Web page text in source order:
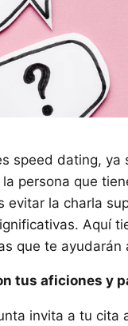
speed dating,
persona que
evitar la charla
Aquí
que te
tus aficiones y
invita a tu cita